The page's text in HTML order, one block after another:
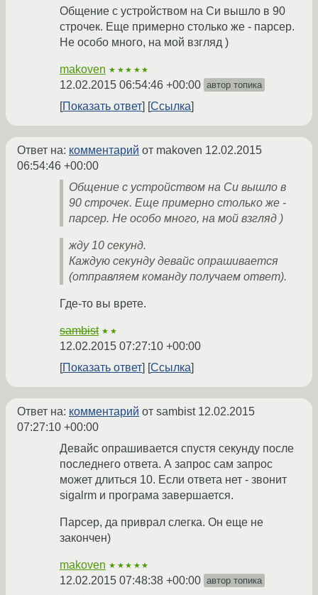
Общение с устройством на Си вышло в 90
строчек. Еще примерно столько же - парсер.
Не особо много, на мой взгляд )
makoven ★★★★★
12.02.2015 06:54:46 +00:00 автор топика
Показать ответ Ссылка
Ответ на: комментарий от makoven 12.02.2015
06:54:46 +00:00
Общение с устройством на Си вышло в
90 строчек. Еще примерно столько же -
парсер. Не особо много, на мой взгляд )
жду 10 секунд.
Каждую секунду девайс опрашивается
(отправляем команду получаем ответ).
Где-то вы врете.
sambist ★★
12.02.2015 07:27:10 +00:00
Показать ответ
Ссылка
Ответ на: комментарий от sambist 12.02.2015
07:27:10 +00:00
Девайс опрашивается спустя секунду после
последнего ответа. А запрос сам запрос
может длиться 10. Если ответа нет - звонит
sigalrm и програма завершается.
Парсер, да приврал слегка. Он еще не
закончен)
makoven ★★★★★
12.02.2015 07:48:38 +00:00 автор топика